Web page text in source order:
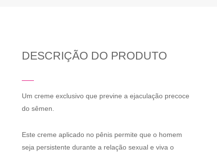
DESCRIÇÃO DO PRODUTO
Um creme exclusivo que previne a ejaculação precoce
do sêmen.
Este creme aplicado no pênis permite que o homem
seja persistente durante a relação sexual e viva o